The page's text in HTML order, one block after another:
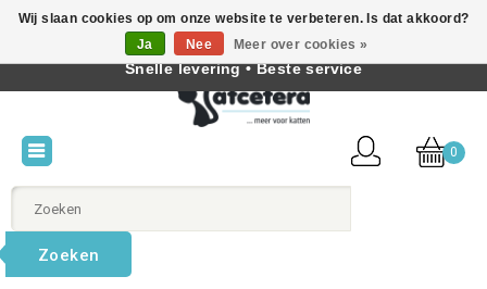
Nederlands
0
Zoeken
Wij slaan cookies op om onze website te verbeteren. Is dat akkoord?
Ja
Nee Meer over cookies »
Beste producten voor katten • Kennis van kattengedrag •
Snelle levering • Beste service